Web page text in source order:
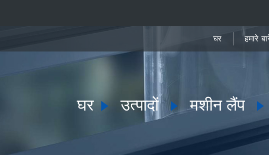
घर हमारे
घर उत्पादों मशीन लैंप